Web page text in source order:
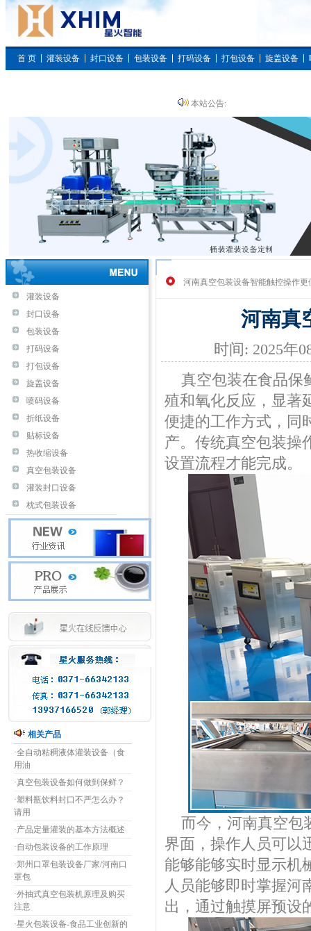
首 页 灌装设备 封口设备 包装设备 打码设备 打包设备 旋盖设备
本站公告:
灌装设备
封口设备
包装设备
打码设备
打包设备
旋盖设备
喷码设备
折纸设备
贴标设备
热收缩设备
真空包装设备
灌装封口设备
枕式包装设备
相关产品
·全自动粘稠液体灌装设备（食
用油
·真空包装设备如何做到保鲜？
·塑料瓶饮料封口不严怎么办？
请用
·产品定量灌装的基本方法概述
·自动包装设备的工作原理
·郑州口罩包装设备厂家/河南口
罩包
·外抽式真空包装机原理及购买
注意
·星火包装设备-食品工业创新的
河南真空包装设备智能触控操作更
河南真
时间: 2025年
真空包装在食品保
殖和氧化反应，显著
便捷的工作方式，同
产。传统真空包装操
设置流程才能完成。
而今，河南真空包
界面，操作人员可以
能够能够实时显示机
人员能够即时掌握河
出，通过触摸屏预设